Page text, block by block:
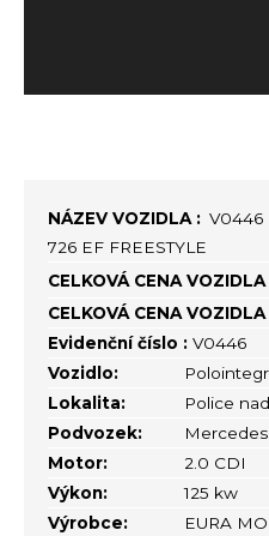
NÁZEV VOZIDLA : V0446
726 EF FREESTYLE
CELKOVÁ CENA
CELKOVÁ CENA
Evidenční číslo : V0446
Vozidlo:
Lokalita:
Police
Podvozek:
Motor:
2.0 CDI
Výkon:
125 kw
Výrobce:
EURA